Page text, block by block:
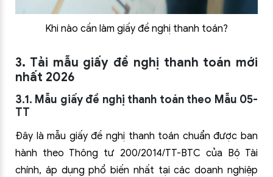
Khi nào cần làm giấy đề nghị thanh toán?
3. Tải mẫu giấy đề nghị thanh toán mới
nhất 2026
3.1. Mẫu giấy đề nghị thanh toán theo Mẫu 05-
TT
Đây là mẫu giấy đề nghị thanh toán chuẩn được ban
hành theo Thông tư 200/2014/TT-BTC của Bộ Tài
chính, áp dụng phổ biến nhất tại các doanh nghiệp